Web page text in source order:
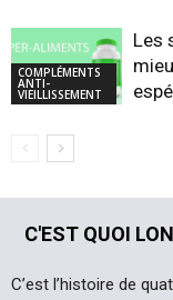
COMPLÉMENTS
ANTI-
VIEILLISSEMENT
Les
C'EST QUOI
C’est l’histoire de